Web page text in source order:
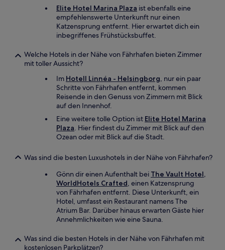
Elite Hotel Marina Plaza ist ebenfalls eine
empfehlenswerte Unterkunft nur einen
Katzensprung entfernt. Hier erwartet dich ein
inbegriffenes Frühstücksbuffet.
Welche Hotels in der Nähe von Fährhafen bieten Zimmer
mit toller Aussicht?
Im Hotell Linnéa - Helsingborg, nur ein paar
Schritte von Fährhafen entfernt, kommen
Reisende in den Genuss von Zimmern mit Blick
auf den Innenhof.
Eine weitere tolle Option ist Elite Hotel Marina
Plaza. Hier findest du Zimmer mit Blick auf den
Ozean oder mit Blick auf die Stadt.
Was sind die besten Luxushotels in der Nähe von Fährhafen?
Gönn dir einen Aufenthalt bei The Vault Hotel,
WorldHotels Crafted, einen Katzensprung
von Fährhafen entfernt. Diese Unterkunft, ein
Hotel, umfasst ein Restaurant namens The
Atrium Bar. Darüber hinaus erwarten Gäste hier
Annehmlichkeiten wie eine Sauna.
Was sind die besten Hotels in der Nähe von Fährhafen mit
kostenlosen Parkplätzen?